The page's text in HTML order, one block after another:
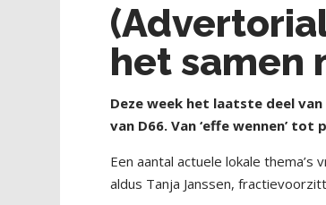
het samen
Deze week het laatste deel
van D66. Van ‘effe wennen’
Een aantal actuele lokale
aldus Tanja Janssen,